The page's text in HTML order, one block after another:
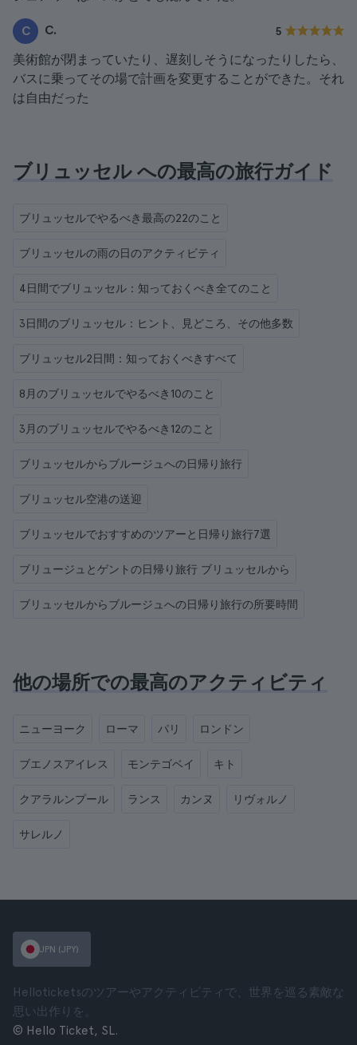
C C. 5
美術館が閉まっていたり、遅刻しそうになったりしたら、
バスに乗ってその場で計画を変更することができた。それ
は自由だった
ブリュッセル への最高の旅行ガイド
ブリュッセルでやるべき最高の22のこと
ブリュッセルの雨の日のアクティビティ
4日間でブリュッセル：知っておくべき全てのこと
3日間のブリュッセル：ヒント、見どころ、その他多数
ブリュッセル2日間：知っておくべきすべて
8月のブリュッセルでやるべき10のこと
3月のブリュッセルでやるべき12のこと
ブリュッセルからブルージュへの日帰り旅行
ブリュッセル空港の送迎
ブリュッセルでおすすめのツアーと日帰り旅行7選
ブリュージュとゲントの日帰り旅行 ブリュッセルから
ブリュッセルからブルージュへの日帰り旅行の所要時間
他の場所での最高のアクティビティ
ニューヨーク ローマ パリ ロンドン
ブエノスアイレス モンテゴベイ キト
クアラルンプール ランス カンヌ リヴォルノ
サレルノ
JPN (JPY)
Helloticketsのツアーやアクティビティで、世界を巡る素敵な
思い出作りを。
© Hello Ticket, SL.